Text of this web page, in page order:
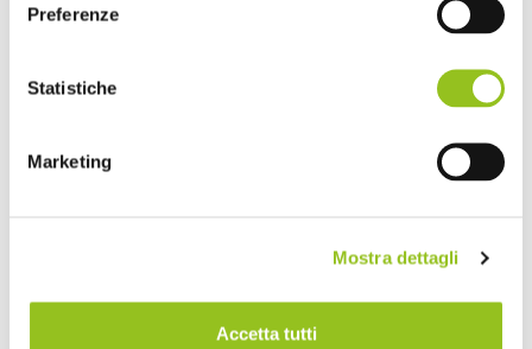
Preferenze
Statistiche
Marketing
Mostra dettagli
Accetta tutti
Esempio: generazione QR Code in formato Pdf